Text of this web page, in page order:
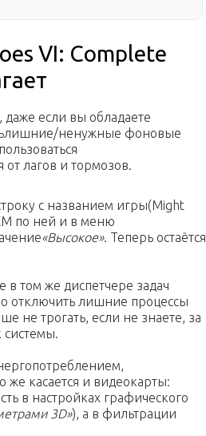
VI: Complete
если вы обладаете
ненужные фоновые
лагов и тормозов.
с названием игры(Might
по ней и в меню
«Высокое». Теперь остаётся
в том же диспетчере задач
отключить лишние процессы
не трогать, если не знаете, за
системы.
же касается и видеокарты:
в настройках графического
3D»), а в фильтрации